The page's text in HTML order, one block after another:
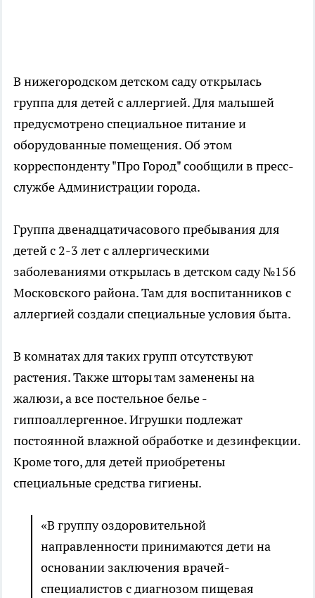
В нижегородском детском саду открылась
группа для детей с аллергией. Для малышей
предусмотрено специальное питание и
оборудованные помещения. Об этом
корреспонденту "Про Город" сообщили в пресс-
службе Администрации города.
Группа двенадцатичасового пребывания для
детей с 2-3 лет с аллергическими
заболеваниями открылась в детском саду №156
Московского района. Там для воспитанников с
аллергией создали специальные условия быта.
В комнатах для таких групп отсутствуют
растения. Также шторы там заменены на
жалюзи, а все постельное белье -
гиппоаллергенное. Игрушки подлежат
постоянной влажной обработке и дезинфекции.
Кроме того, для детей приобретены
специальные средства гигиены.
«В группу оздоровительной
направленности принимаются дети на
основании заключения врачей-
специалистов с диагнозом пищевая